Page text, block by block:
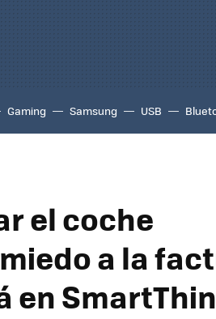
Gaming Samsung USB
el coche
a la
en